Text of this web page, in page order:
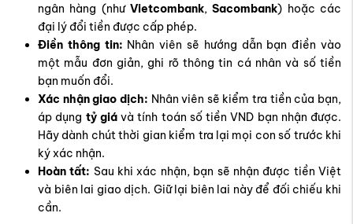
ngân hàng (như Vietcombank,Sacombank) hoặc các
đại lý đổi tiền được cấp phép.
Điền thông tin: Nhân viên sẽ hướng dẫn bạn điền vào
một mẫu đơn giản, ghi rõ thông tin cá nhân và số tiền
bạn muốn đổi.
Xác nhận giao dịch: Nhân viên sẽ kiểm tra tiền của bạn,
áp dụng tỷ giávà tính toán số tiền VND bạn nhận được.
Hãy dành chút thời gian kiểm tra lại mọi con số trước khi
ký xác nhận.
Hoàn tất: Sau khi xác nhận, bạn sẽ nhận được tiền Việt
và biên lai giao dịch. Giữ lại biên lai này để đối chiếu khi
cần.